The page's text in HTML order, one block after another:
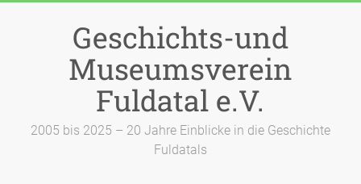
Geschichts-und
Museumsverein
Fuldatal e.V.
2005 bis 2025 – 20 Jahre Einblicke in die Geschichte
Fuldatals